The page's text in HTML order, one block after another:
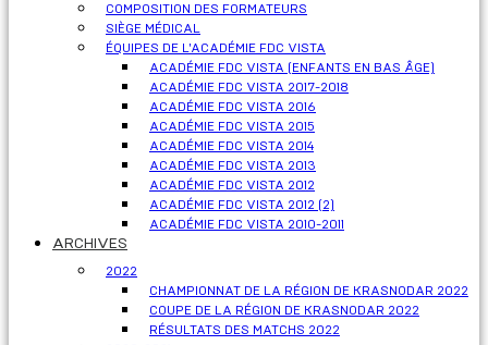
COMPOSITION DES FORMATEURS
SIÈGE MÉDICAL
ÉQUIPES DE L'ACADÉMIE FDC VISTA
ACADÉMIE FDC VISTA (ENFANTS EN BAS ÂGE)
ACADÉMIE FDC VISTA 2017-2018
ACADÉMIE FDC VISTA 2016
ACADÉMIE FDC VISTA 2015
ACADÉMIE FDC VISTA 2014
ACADÉMIE FDC VISTA 2013
ACADÉMIE FDC VISTA 2012
ACADÉMIE FDC VISTA 2012 (2)
ACADÉMIE FDC VISTA 2010-2011
ARCHIVES
2022
CHAMPIONNAT DE LA RÉGION DE KRASNODAR 2022
COUPE DE LA RÉGION DE KRASNODAR 2022
RÉSULTATS DES MATCHS 2022